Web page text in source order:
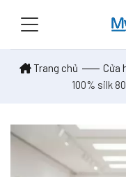
Trang chủ Cửa
100% silk